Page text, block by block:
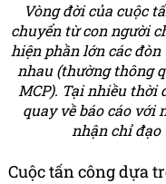
Vòng đời của cuộc
chuyển từ con người
hiện phần lớn các
nhau (thường thông
MCP). Tại nhiều thời
quay về báo cáo với
nhận chỉ đạo
Cuộc tấn công dựa